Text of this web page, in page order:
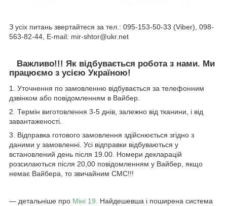
З усіх питань звертайтеся за тел.: 095-153-50-33 (Viber), 098-
563-82-44, E-mail: mir-shtor@ukr.net
Важливо!!! Як відбувається робота з нами. Ми
працюємо з усією Україною!
1. Уточнення по замовленню відбувається за телефонним
дзвінком або повідомленням в Вайбер.
2. Термін виготовлення 3-5 днів, залежно від тканини, і від
завантаженості.
3. Відправка готового замовлення здійснюється згідно з
даними у замовленні. Усі відправки відбуваються у
встановлений день після 19.00. Номери декларацій
розсилаються після 20,00 повідомленням у Вайбер, якщо
немає Вайбера, то звичайним СМС!!!
― детальніше про Міні 19. Найдешевша і поширена система